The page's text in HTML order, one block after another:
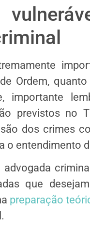
Ordem,
importante
previstos no
dos crimes
o entendimento
advogada
que
preparação